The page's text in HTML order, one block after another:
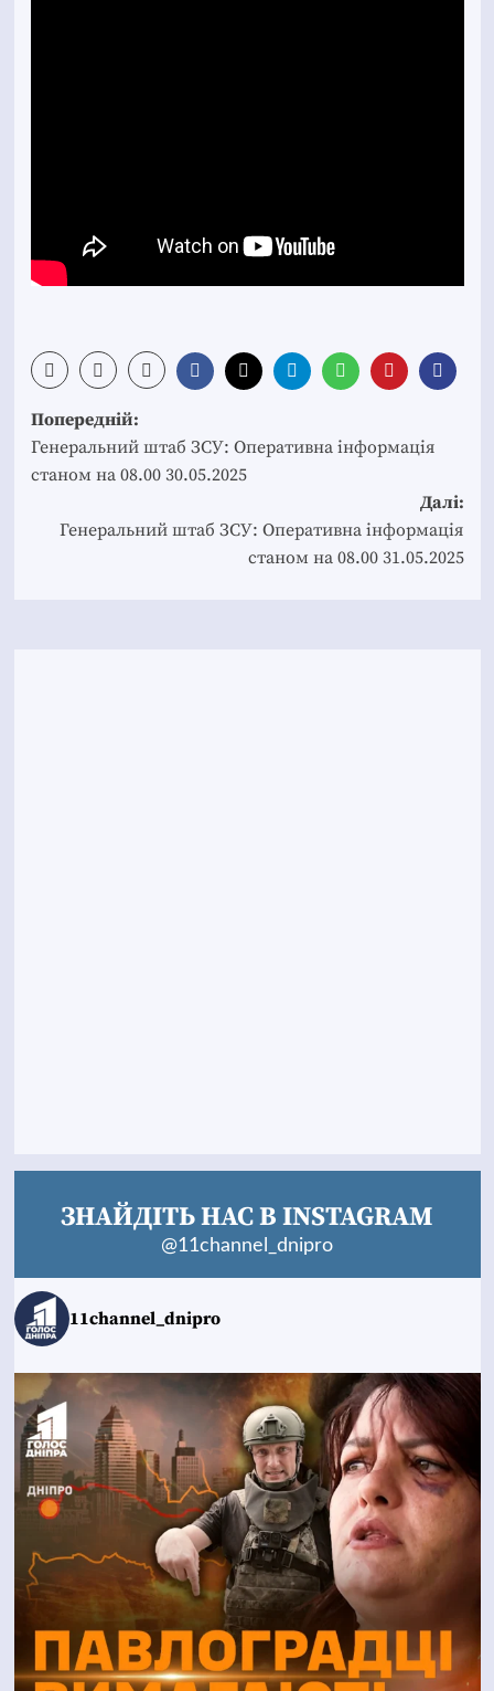
Post
navigation
Попередній:
Генеральний штаб ЗСУ: Оперативна інформація
станом на 08.00 30.05.2025
Далі:
Генеральний штаб ЗСУ: Оперативна інформація
станом на 08.00 31.05.2025
ЗНАЙДІТЬ НАС В INSTAGRAM
@11channel_dnipro
11channel_dnipro